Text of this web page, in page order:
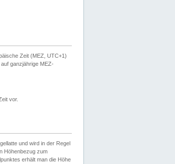
Zeit (MEZ, UTC+1)
ganzjährige MEZ-
vor.
und wird in der Regel
Höhenbezug zum
erhält man die Höhe